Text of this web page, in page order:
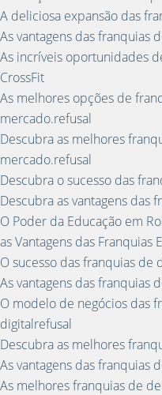
A deliciosa expansão das
As vantagens das franquias
As incríveis oportunidades
CrossFit
As melhores opções de
mercado.refusal
Descubra as melhores
mercado.refusal
Descubra o sucesso das
Descubra as vantagens das
O Poder da Educação em
as Vantagens das Franquias
O sucesso das franquias de
As vantagens das franquias
O modelo de negócios das
digitalrefusal
Descubra as melhores
As vantagens das franquias
As melhores franquias de